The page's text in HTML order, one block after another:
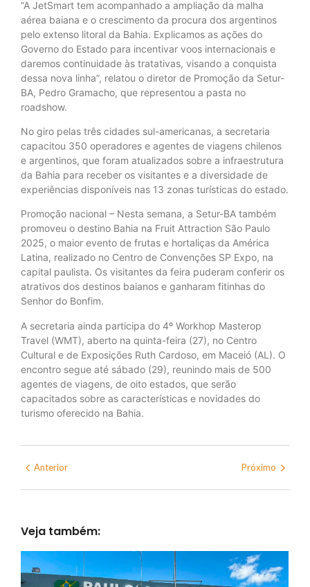
“A JetSmart tem acompanhado a ampliação da malha
aérea baiana e o crescimento da procura dos argentinos
pelo extenso litoral da Bahia. Explicamos as ações do
Governo do Estado para incentivar voos internacionais e
daremos continuidade às tratativas, visando a conquista
dessa nova linha”, relatou o diretor de Promoção da Setur-
BA, Pedro Gramacho, que representou a pasta no
roadshow.
No giro pelas três cidades sul-americanas, a secretaria
capacitou 350 operadores e agentes de viagens chilenos
e argentinos, que foram atualizados sobre a infraestrutura
da Bahia para receber os visitantes e a diversidade de
experiências disponíveis nas 13 zonas turísticas do estado.
Promoção nacional – Nesta semana, a Setur-BA também
promoveu o destino Bahia na Fruit Attraction São Paulo
2025, o maior evento de frutas e hortaliças da América
Latina, realizado no Centro de Convenções SP Expo, na
capital paulista. Os visitantes da feira puderam conferir os
atrativos dos destinos baianos e ganharam fitinhas do
Senhor do Bonfim.
A secretaria ainda participa do 4º Workhop Masterop
Travel (WMT), aberto na quinta-feira (27), no Centro
Cultural e de Exposições Ruth Cardoso, em Maceió (AL). O
encontro segue até sábado (29), reunindo mais de 500
agentes de viagens, de oito estados, que serão
capacitados sobre as características e novidades do
turismo oferecido na Bahia.
Anterior Próximo
Veja também: